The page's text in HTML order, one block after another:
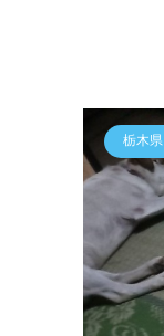
栃木県